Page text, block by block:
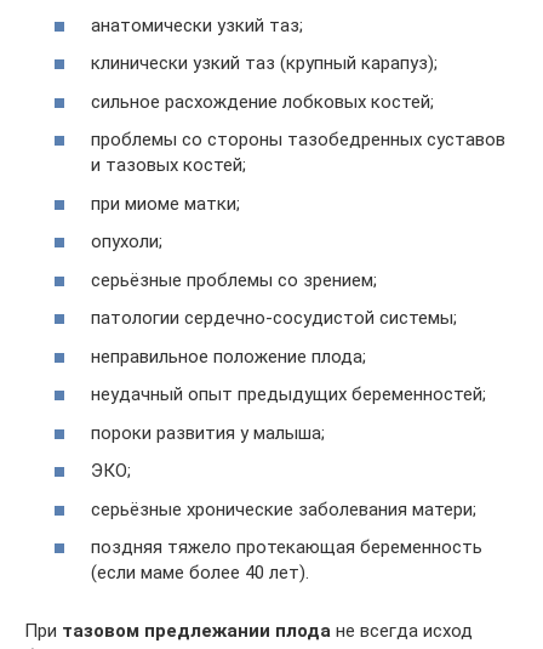
анатомически узкий таз;
клинически узкий таз (крупный карапуз);
сильное расхождение лобковых костей;
проблемы со стороны тазобедренных суставов
и тазовых костей;
при миоме матки;
опухоли;
серьёзные проблемы со зрением;
патологии сердечно-сосудистой системы;
неправильное положение плода;
неудачный опыт предыдущих беременностей;
пороки развития у малыша;
ЭКО;
серьёзные хронические заболевания матери;
поздняя тяжело протекающая беременность
(если маме более 40 лет).
При тазовом предлежании плода не всегда исход